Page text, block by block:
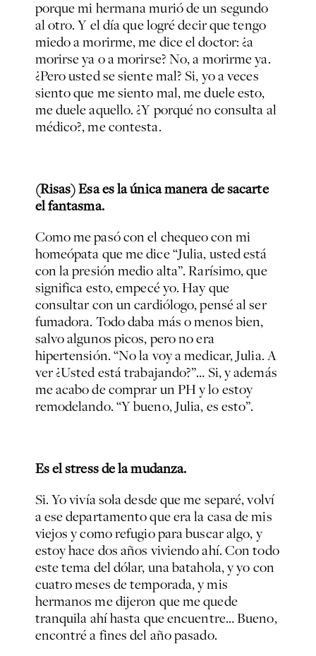
porque mi hermana murió de un segundo
al otro. Y el día que logré decir que tengo
miedo a morirme, me dice el doctor: ¿a
morirse ya o a morirse? No, a morirme ya.
¿Pero usted se siente mal? Si, yo a veces
siento que me siento mal, me duele esto,
me duele aquello. ¿Y porqué no consulta al
médico?, me contesta.
(Risas) Esa es la única manera de sacarte
el fantasma.
Como me pasó con el chequeo con mi
homeópata que me dice “Julia, usted está
con la presión medio alta”. Rarísimo, que
significa esto, empecé yo. Hay que
consultar con un cardiólogo, pensé al ser
fumadora. Todo daba más o menos bien,
salvo algunos picos, pero no era
hipertensión. “No la voy a medicar, Julia. A
ver ¿Usted está trabajando?”… Si, y además
me acabo de comprar un PH y lo estoy
remodelando. “Y bueno, Julia, es esto”.
Es el stress de la mudanza.
Si. Yo vivía sola desde que me separé, volví
a ese departamento que era la casa de mis
viejos y como refugio para buscar algo, y
estoy hace dos años viviendo ahí. Con todo
este tema del dólar, una batahola, y yo con
cuatro meses de temporada, y mis
hermanos me dijeron que me quede
tranquila ahí hasta que encuentre… Bueno,
encontré a fines del año pasado.